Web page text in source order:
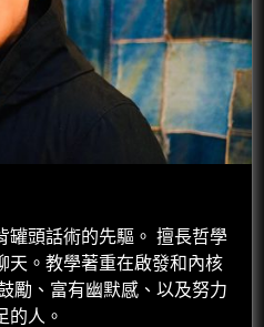
罐頭話術的先驅。 擅長哲學
天。教學著重在啟發和內核
勵、富有幽默感、以及努力
的人。